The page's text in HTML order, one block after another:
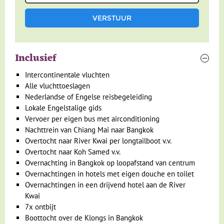
tempel die helemaal met porselein is belegd. In het museum
Royal Barges kun je de versierde oude boten van de koning
overigens ook gemakkelijk met gewone taxi en openbaar
vervoer te bereiken en uiteraard brengt de ludieke
je
overal waar je wilt zijn. Spreek wel van te voren een prijs af!
Anders kan je voor rare verrassingen komen te staan.
Misschien is het wel het leukste om Bangkok op de fiets te
ontdekken. Tijdens een leuke, vrijblijvende excursie fietsen
we door de smalle stegen en langs verborgen tempels die
de stad zo interessant maken. We pakken ook een ‘longtail’
naar de andere kant van de rivier en ontdekken dat Bangkok
niet alleen uit drukke straten en wolkenkrabbers bestaat. We
stoppen bij mooie tempels en nemen even de tijd voor een
lokale markt.
Inclusief
Intercontinentale vluchten
Alle vluchttoeslagen
Nederlandse of Engelse reisbegeleiding
Lokale Engelstalige gids
Vervoer per eigen bus met airconditioning
Nachttrein van Chiang Mai naar Bangkok
Overtocht naar River Kwai per longtailboot v.v.
Overtocht naar Koh Samed v.v.
Overnachting in Bangkok op loopafstand van centrum
Overnachtingen in hotels met eigen douche en toilet
Overnachtingen in een drijvend hotel aan de River
Kwai
7x ontbijt
Boottocht over de Klongs in Bangkok